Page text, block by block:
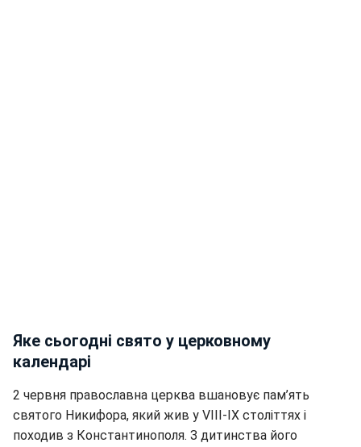
Яке сьогодні свято у церковному
календарі
2 червня православна церква вшановує пам’ять
святого Никифора, який жив у VIII-IX століттях і
походив з Константинополя. З дитинства його